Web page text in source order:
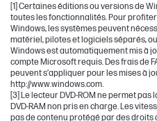
[1] Certaines éditions ou versions de
toutes les fonctionnalités. Pour
Windows, les systèmes peuvent
matériel, pilotes et logiciels séparés,
Windows est automatiquement mis à
compte Microsoft requis. Des frais de
peuvent s’appliquer pour les mises à
http://www.windows.com.
[3] Le lecteur DVD-ROM ne permet
DVD-RAM non pris en charge. Les
pas de contenu protégé par des droits